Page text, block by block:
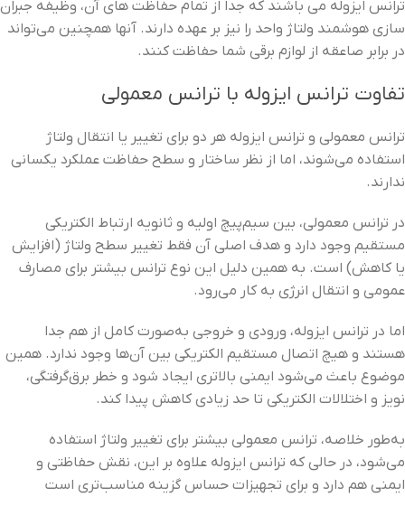
ترانس ایزوله می باشند که جدا از تمام حفاظت های آن، وظیفه جبران
سازی هوشمند ولتاژ واحد را نیز بر عهده دارند. آنها همچنین می‌تواند
در برابر صاعقه از لوازم برقی شما حفاظت کنند.
تفاوت ترانس ایزوله با ترانس معمولی
ترانس معمولی و ترانس ایزوله هر دو برای تغییر یا انتقال ولتاژ
استفاده می‌شوند، اما از نظر ساختار و سطح حفاظت عملکرد یکسانی
ندارند.
در ترانس معمولی، بین سیم‌پیچ اولیه و ثانویه ارتباط الکتریکی
مستقیم وجود دارد و هدف اصلی آن فقط تغییر سطح ولتاژ (افزایش
یا کاهش) است. به همین دلیل این نوع ترانس بیشتر برای مصارف
عمومی و انتقال انرژی به کار می‌رود.
اما در ترانس ایزوله، ورودی و خروجی به‌صورت کامل از هم جدا
هستند و هیچ اتصال مستقیم الکتریکی بین آن‌ها وجود ندارد. همین
موضوع باعث می‌شود ایمنی بالاتری ایجاد شود و خطر برق‌گرفتگی،
نویز و اختلالات الکتریکی تا حد زیادی کاهش پیدا کند.
به‌طور خلاصه، ترانس معمولی بیشتر برای تغییر ولتاژ استفاده
می‌شود، در حالی که ترانس ایزوله علاوه بر این، نقش حفاظتی و
ایمنی هم دارد و برای تجهیزات حساس گزینه مناسب‌تری است